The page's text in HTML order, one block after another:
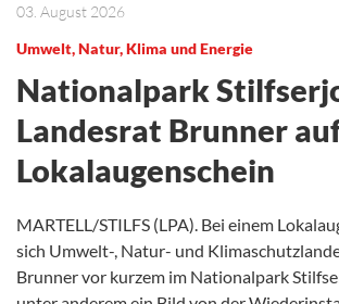
03. August 2026
Umwelt, Natur, Klima und Energie
Nationalpark
Landesrat Brunner
Lokalaugenschein
MARTELL/STILFS (LPA). Bei einem
sich Umwelt-, Natur- und
Brunner vor kurzem im Nationalpark